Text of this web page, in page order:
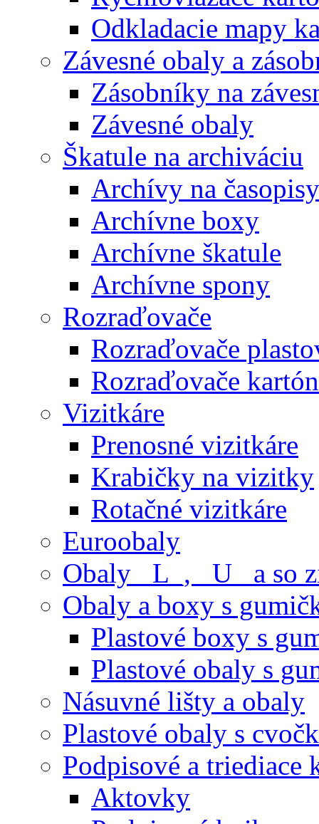
Odkladacie mapy
Závesné obaly a
Zásobníky na
Závesné obaly
Škatule na archiváciu
Archívy na časopisy
Archívne boxy
Archívne škatule
Archívne spony
Rozraďovače
Rozraďovače
Rozraďovače
Vizitkáre
Prenosné vizitkáre
Krabičky na vizitky
Rotačné vizitkáre
Euroobaly
Obaly _L_, _U_ a so
Obaly a boxy s
Plastové boxy s
Plastové obaly s
Násuvné lišty a obaly
Plastové obaly s
Podpisové a triediace
Aktovky